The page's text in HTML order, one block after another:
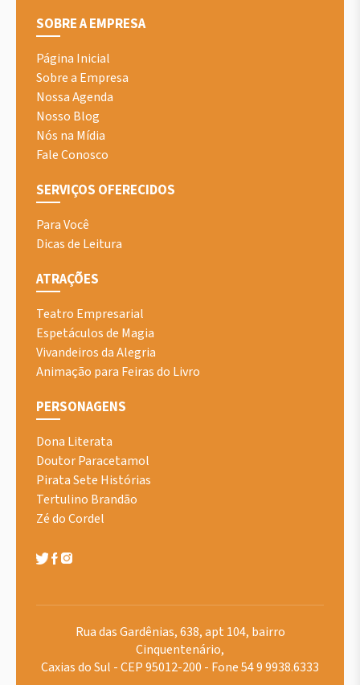
SOBRE A EMPRESA
Página Inicial
Sobre a Empresa
Nossa Agenda
Nosso Blog
Nós na Mídia
Fale Conosco
SERVIÇOS OFERECIDOS
Para Você
Dicas de Leitura
ATRAÇÕES
Teatro Empresarial
Espetáculos de Magia
Vivandeiros da Alegria
Animação para Feiras do Livro
PERSONAGENS
Dona Literata
Doutor Paracetamol
Pirata Sete Histórias
Tertulino Brandão
Zé do Cordel
Rua das Gardênias, 638, apt 104, bairro
Cinquentenário,
Caxias do Sul - CEP 95012-200 - Fone 54 9 9938.6333